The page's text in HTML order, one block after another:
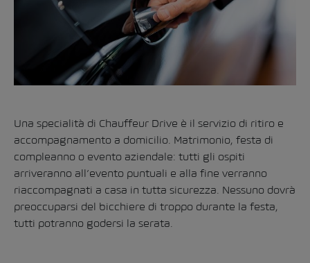
Una specialità di Chauffeur Drive è il servizio di ritiro e
accompagnamento a domicilio. Matrimonio, festa di
compleanno o evento aziendale: tutti gli ospiti
arriveranno all’evento puntuali e alla fine verranno
riaccompagnati a casa in tutta sicurezza. Nessuno dovrà
preoccuparsi del bicchiere di troppo durante la festa,
tutti potranno godersi la serata.